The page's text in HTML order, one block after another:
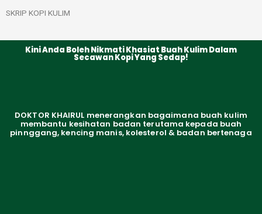
SKRIP KOPI KULIM
Kini Anda Boleh Nikmati Khasiat Buah Kulim Dalam
Secawan Kopi Yang Sedap!
DOKTOR KHAIRUL menerangkan bagaimana buah kulim
membantu kesihatan badan terutama kepada buah
pinnggang, kencing manis, kolesterol & badan bertenaga